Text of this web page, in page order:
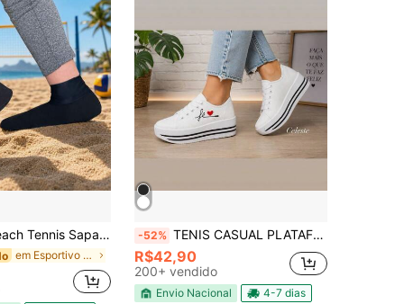
Fut Volei macia confortavel Esportiva Areia Praia
em Esportivo Sapatos Femininos Outdoor
-52% TENIS CASUAL PLATAFORMA FEMININO ESTILO DIA A DIA BRANCO PRETO MENINA MULHER MODA LOOK ESCOLA FACULDADE
R$42,90
200+ vendido
Envio Nacional 4-7 dias